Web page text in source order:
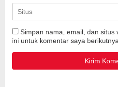
Simpan nama, email, dan situs
ini untuk komentar saya